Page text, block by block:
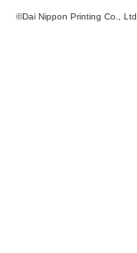
©Dai Nippon Printing Co., Ltd.